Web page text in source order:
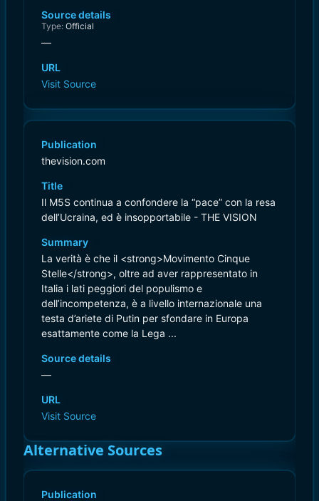
Source details
Type: Official
—
URL
Visit Source
Publication
thevision.com
Title
Il M5S continua a confondere la “pace” con la resa
dell’Ucraina, ed è insopportabile - THE VISION
Summary
La verità è che il <strong>Movimento Cinque
Stelle</strong>, oltre ad aver rappresentato in
Italia i lati peggiori del populismo e
dell’incompetenza, è a livello internazionale una
testa d’ariete di Putin per sfondare in Europa
esattamente come la Lega ...
Source details
—
URL
Visit Source
Alternative Sources
Publication